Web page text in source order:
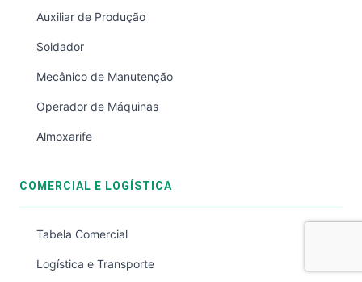
Auxiliar de Produção
Soldador
Mecânico de Manutenção
Operador de Máquinas
Almoxarife
COMERCIAL E LOGÍSTICA
Tabela Comercial
Logística e Transporte